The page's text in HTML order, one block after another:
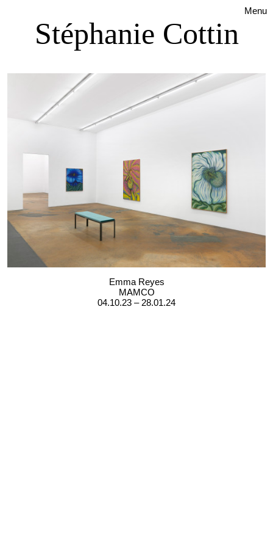
Menu
Stéphanie Cottin
Emma Reyes
MAMCO
04.10.23 – 28.01.24